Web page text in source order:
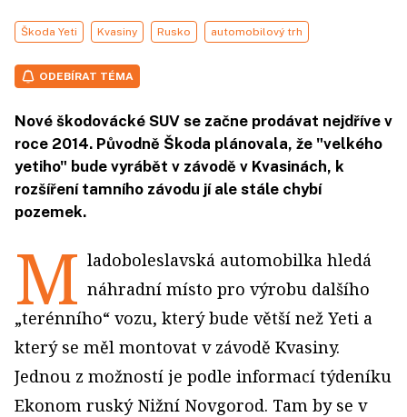
Škoda Yeti Kvasiny Rusko automobilový trh
ODEBÍRAT TÉMA
Nové škodovácké SUV se začne prodávat nejdříve v
roce 2014. Původně Škoda plánovala, že "velkého
yetiho" bude vyrábět v závodě v Kvasinách, k
rozšíření tamního závodu jí ale stále chybí
pozemek.
M ladoboleslavská automobilka hledá
náhradní místo pro výrobu dalšího
„terénního“ vozu, který bude větší než Yeti a
který se měl montovat v závodě Kvasiny.
Jednou z možností je podle informací týdeníku
Ekonom ruský Nižní Novgorod. Tam by se v